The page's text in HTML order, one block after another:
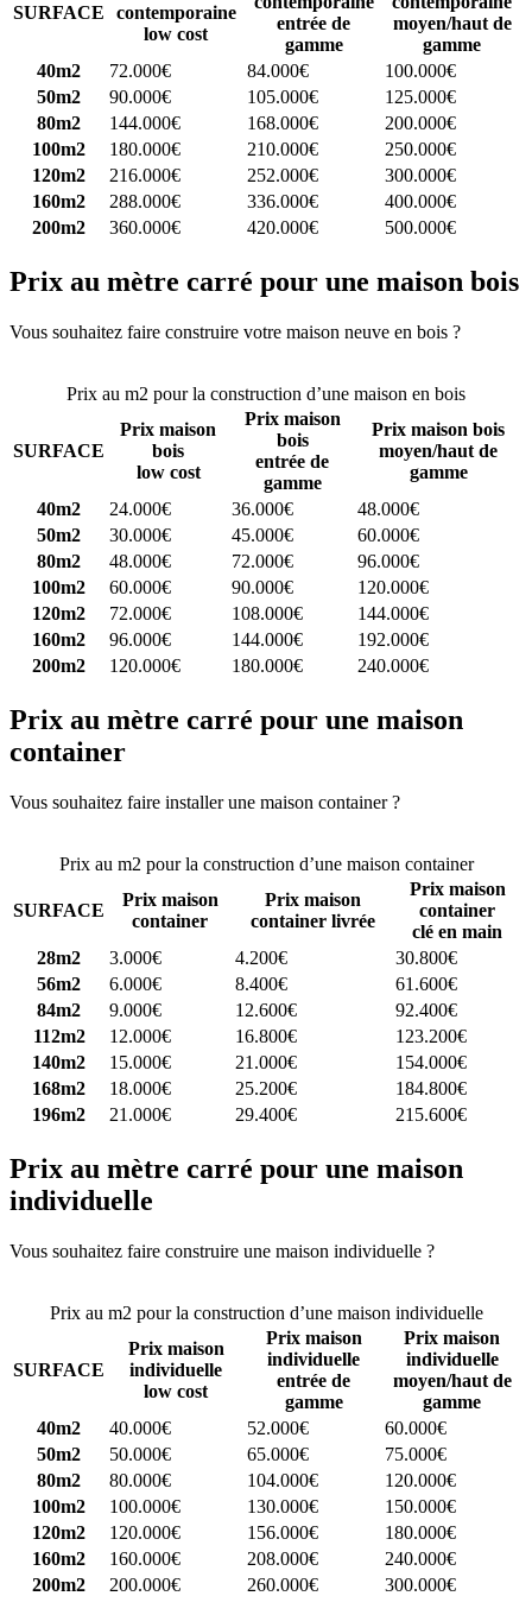
SURFACE
contemporaine
low cost
entrée de
gamme
moyen/haut de
gamme
40m2
72.000€ 84.000€
100.000€
50m2
90.000€ 105.000€
125.000€
80m2
144.000€ 168.000€
200.000€
100m2
180.000€ 210.000€
250.000€
120m2
216.000€ 252.000€
300.000€
160m2
288.000€ 336.000€
400.000€
200m2
360.000€ 420.000€ 500.000€
Prix au mètre carré pour une maison bois
Vous souhaitez faire construire votre maison neuve en bois ?
Prix au m2 pour la construction d’une maison en bois
SURFACE
Prix maison
bois
low cost
Prix maison
bois
entrée de
gamme
Prix maison bois
moyen/haut de
gamme
40m2
24.000€ 36.000€
48.000€
50m2
30.000€ 45.000€
60.000€
80m2
48.000€ 72.000€
96.000€
100m2
60.000€ 90.000€
120.000€
120m2
72.000€ 108.000€
144.000€
160m2
96.000€ 144.000€
192.000€
200m2
120.000€ 180.000€ 240.000€
Prix au mètre carré pour une maison
container
Vous souhaitez faire installer une maison container ?
Prix au m2 pour la construction d’une maison container
SURFACE
Prix maison
container
Prix maison
container livrée
Prix maison
container
clé en main
28m2
3.000€ 4.200€
30.800€
56m2
6.000€ 8.400€
61.600€
84m2
9.000€ 12.600€
92.400€
112m2
12.000€ 16.800€
123.200€
140m2
15.000€ 21.000€
154.000€
168m2
18.000€ 25.200€
184.800€
196m2
21.000€ 29.400€ 215.600€
Prix au mètre carré pour une maison
individuelle
Vous souhaitez faire construire une maison individuelle ?
Prix au m2 pour la construction d’une maison individuelle
SURFACE
Prix maison
individuelle
low cost
Prix maison
individuelle
entrée de
gamme
Prix maison
individuelle
moyen/haut de
gamme
40m2
40.000€ 52.000€
60.000€
50m2
50.000€ 65.000€
75.000€
80m2
80.000€ 104.000€
120.000€
100m2
100.000€ 130.000€
150.000€
120m2
120.000€ 156.000€
180.000€
160m2
160.000€ 208.000€
240.000€
200m2
200.000€ 260.000€ 300.000€